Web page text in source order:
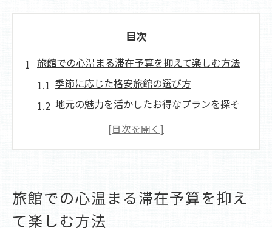
目次
旅館での心温まる滞在予算を抑えて楽しむ方法
季節に応じた格安旅館の選び方
地元の魅力を活かしたお得なプランを探そ
宿泊費を抑えるための交渉テクニック
格安旅館で最高のおもてなしを体験する術
旅館での心温まる滞在予算を抑え
て楽しむ方法